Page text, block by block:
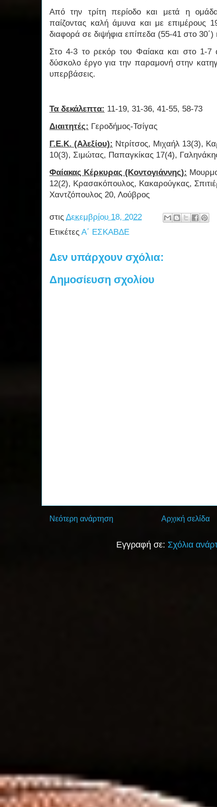
Από την τρίτη περίοδο και μετά η
παίζοντας καλή άμυνα και με επιμέρους
διαφορά σε διψήφια επίπεδα (55-41 στο 30΄)
Στο 4-3 το ρεκόρ του Φαίακα και στο 1-7
δύσκολο έργο για την παραμονή στην
υπερβάσεις.
Τα δεκάλεπτα: 11-19, 31-36, 41-55, 58-73
Διαιτητές: Γεροδήμος-Τσίγας
Γ.Ε.Κ. (Αλεξίου): Ντρίτσος, Μιχαήλ 13(3),
10(3), Σιμώτας, Παπαγκίκας 17(4),
Φαίακας Κέρκυρας (Κοντογιάννης):
12(2), Κρασακόπουλος, Κακαρούγκας,
Χαντζόπουλος 20, Λούβρος
στις Δεκεμβρίου 18, 2022
Ετικέτες Α΄ ΕΣΚΑΒΔΕ
Δεν υπάρχουν σχόλια:
Δημοσίευση σχολίου
Νεότερη ανάρτηση Αρχική σελίδα
Εγγραφή σε: Σχόλια